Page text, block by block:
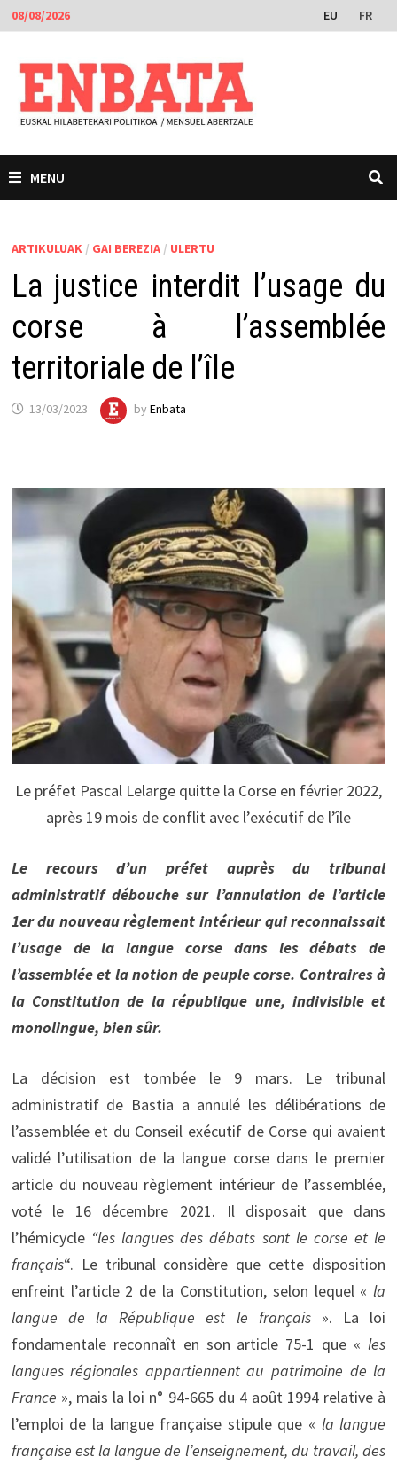
Skip
to
content
08/08/2026 EU FR
MENU
ARTIKULUAK / GAI BEREZIA/ ULERTU
La justice interdit l’usage du
corse à l’assemblée
territoriale de l’île
13/03/2023 by Enbata
Le préfet Pascal Lelarge quitte la Corse en février 2022,
après 19 mois de conflit avec l’exécutif de l’île
Le recours d’un préfet auprès du tribunal
administratif débouche sur l’annulation de l’article
1er du nouveau règlement intérieur qui reconnaissait
l’usage de la langue corse dans les débats de
l’assemblée et la notion de peuple corse. Contraires à
la Constitution de la république une, indivisible et
monolingue, bien sûr.
La décision est tombée le 9 mars. Le tribunal
administratif de Bastia a annulé les délibérations de
l’assemblée et du Conseil exécutif de Corse qui avaient
validé l’utilisation de la langue corse dans le premier
article du nouveau règlement intérieur de l’assemblée,
voté le 16 décembre 2021. Il disposait que dans
l’hémicycle “les langues des débats sont le corse et le
français“. Le tribunal considère que cette disposition
enfreint l’article 2 de la Constitution, selon lequel «la
langue de la République est le français ». La loi
fondamentale reconnaît en son article 75-1 que « les
langues régionales appartiennent au patrimoine de la
France », mais la loi n° 94-665 du 4 août 1994 relative à
l’emploi de la langue française stipule que « la langue
française est la langue de l’enseignement, du travail, des